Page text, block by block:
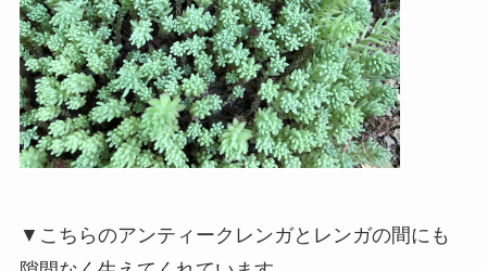
▼こちらのアンティークレンガとレンガの間にも